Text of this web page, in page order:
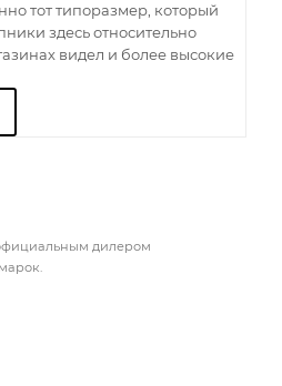
тот типоразмер, который
здесь относительно
видел и более высокие
дилером